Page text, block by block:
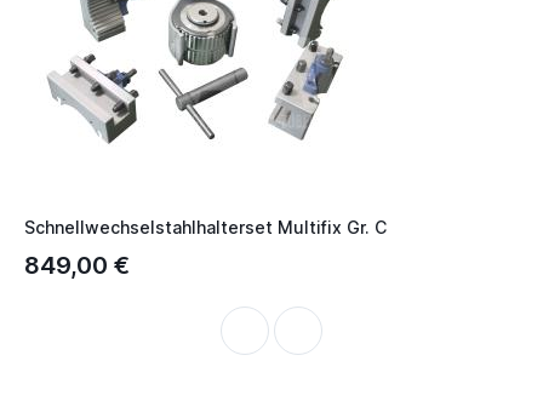
Schnellwechselstahlhalterset Multifix Gr. C
849,00 €